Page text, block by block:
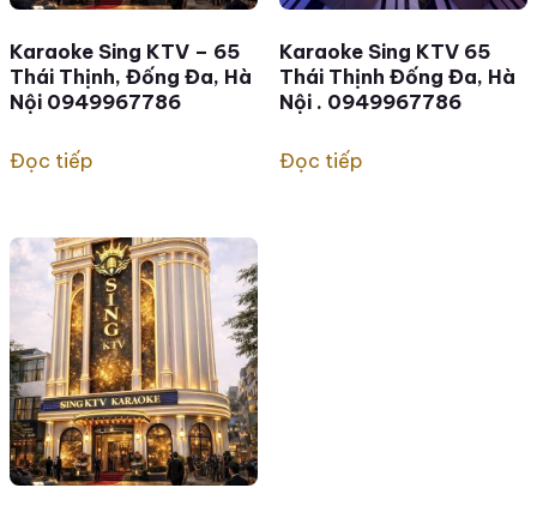
Karaoke Sing KTV – 65
Thái Thịnh, Đống Đa, Hà
Nội 0949967786
Đọc tiếp
Karaoke Sing KTV 65
Thái Thịnh Đống Đa, Hà
Nội . 0949967786
Đọc tiếp